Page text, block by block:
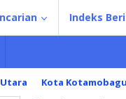
Indeks
Kota Kotamobagu